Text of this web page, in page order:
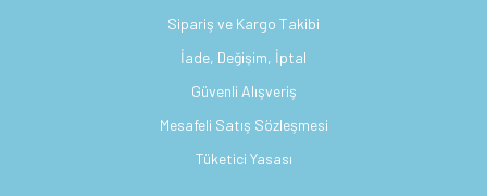
Sipariş ve Kargo Takibi
İade, Değişim, İptal
Güvenli Alışveriş
Mesafeli Satış Sözleşmesi
Tüketici Yasası